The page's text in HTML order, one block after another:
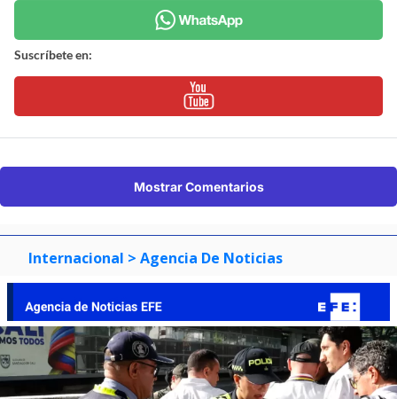
Suscríbete en:
Mostrar Comentarios
Internacional > Agencia De Noticias